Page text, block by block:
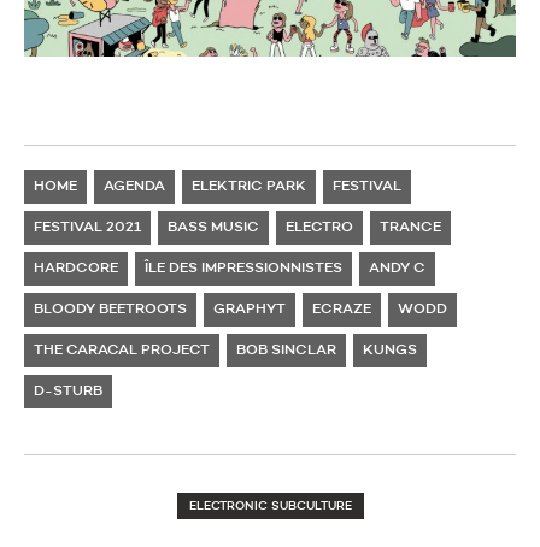
HOME AGENDA ELEKTRIC PARK FESTIVAL
FESTIVAL 2021 BASS MUSIC ELECTRO TRANCE
HARDCORE ÎLE DES IMPRESSIONNISTES ANDY C
BLOODY BEETROOTS GRAPHYT ECRAZE WODD
THE CARACAL PROJECT BOB SINCLAR KUNGS
D-STURB
ELECTRONIC SUBCULTURE